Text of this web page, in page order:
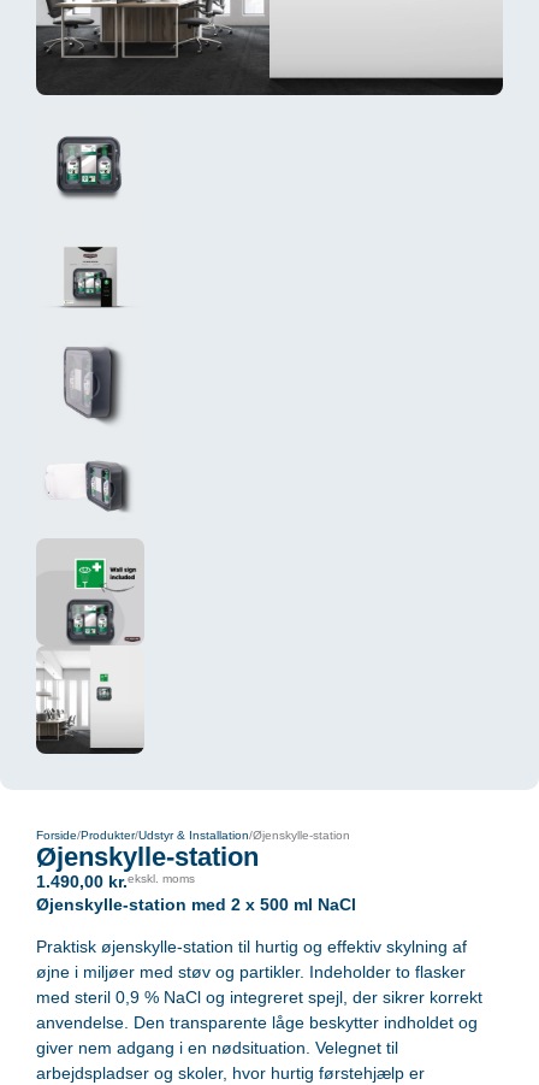
Forside/Produkter/Udstyr & Installation/Øjenskylle-station
Øjenskylle-station
1.490,00 kr.ekskl. moms
Øjenskylle-station med 2 x 500 ml NaCl
Praktisk øjenskylle-station til hurtig og effektiv skylning af
øjne i miljøer med støv og partikler. Indeholder to flasker
med steril 0,9 % NaCl og integreret spejl, der sikrer korrekt
anvendelse. Den transparente låge beskytter indholdet og
giver nem adgang i en nødsituation. Velegnet til
arbejdspladser og skoler, hvor hurtig førstehjælp er